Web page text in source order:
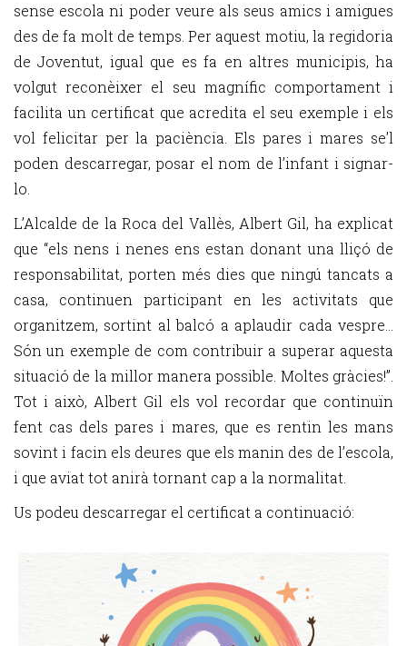
sense escola ni poder veure als seus amics i amigues
des de fa molt de temps. Per aquest motiu, la regidoria
de Joventut, igual que es fa en altres municipis, ha
volgut reconèixer el seu magnífic comportament i
facilita un certificat que acredita el seu exemple i els
vol felicitar per la paciència. Els pares i mares se’l
poden descarregar, posar el nom de l’infant i signar-
lo.
L’Alcalde de la Roca del Vallès, Albert Gil, ha explicat
que “els nens i nenes ens estan donant una lliçó de
responsabilitat, porten més dies que ningú tancats a
casa, continuen participant en les activitats que
organitzem, sortint al balcó a aplaudir cada vespre...
Són un exemple de com contribuir a superar aquesta
situació de la millor manera possible. Moltes gràcies!”.
Tot i això, Albert Gil els vol recordar que continuïn
fent cas dels pares i mares, que es rentin les mans
sovint i facin els deures que els manin des de l’escola,
i que aviat tot anirà tornant cap a la normalitat.
Us podeu descarregar el certificat a continuació: